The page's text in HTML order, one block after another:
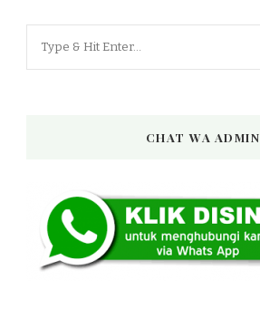
CHAT WA ADMIN